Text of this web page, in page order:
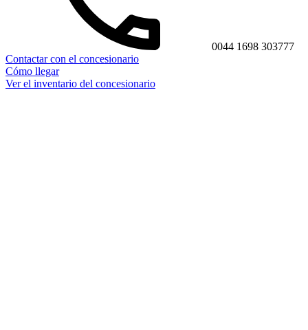
0044 1698 303777
Contactar con el concesionario
Cómo llegar
Ver el inventario del concesionario